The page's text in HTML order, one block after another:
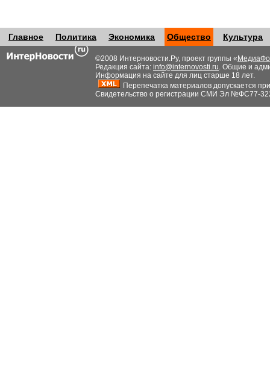
Главное Политика Экономика Общество Культура
©2008 Интерновости.Ру, проект группы «
Редакция сайта: info@internovosti.ru. Общие и
Информация на сайте для лиц старше 18 лет.
Перепечатка материалов допускается
Свидетельство о регистрации СМИ Эл №ФС77-